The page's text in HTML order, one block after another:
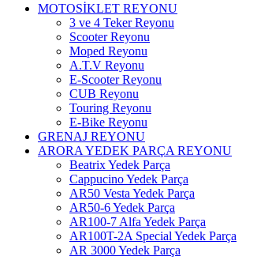
MOTOSİKLET REYONU
3 ve 4 Teker Reyonu
Scooter Reyonu
Moped Reyonu
A.T.V Reyonu
E-Scooter Reyonu
CUB Reyonu
Touring Reyonu
E-Bike Reyonu
GRENAJ REYONU
ARORA YEDEK PARÇA REYONU
Beatrix Yedek Parça
Cappucino Yedek Parça
AR50 Vesta Yedek Parça
AR50-6 Yedek Parça
AR100-7 Alfa Yedek Parça
AR100T-2A Special Yedek Parça
AR 3000 Yedek Parça